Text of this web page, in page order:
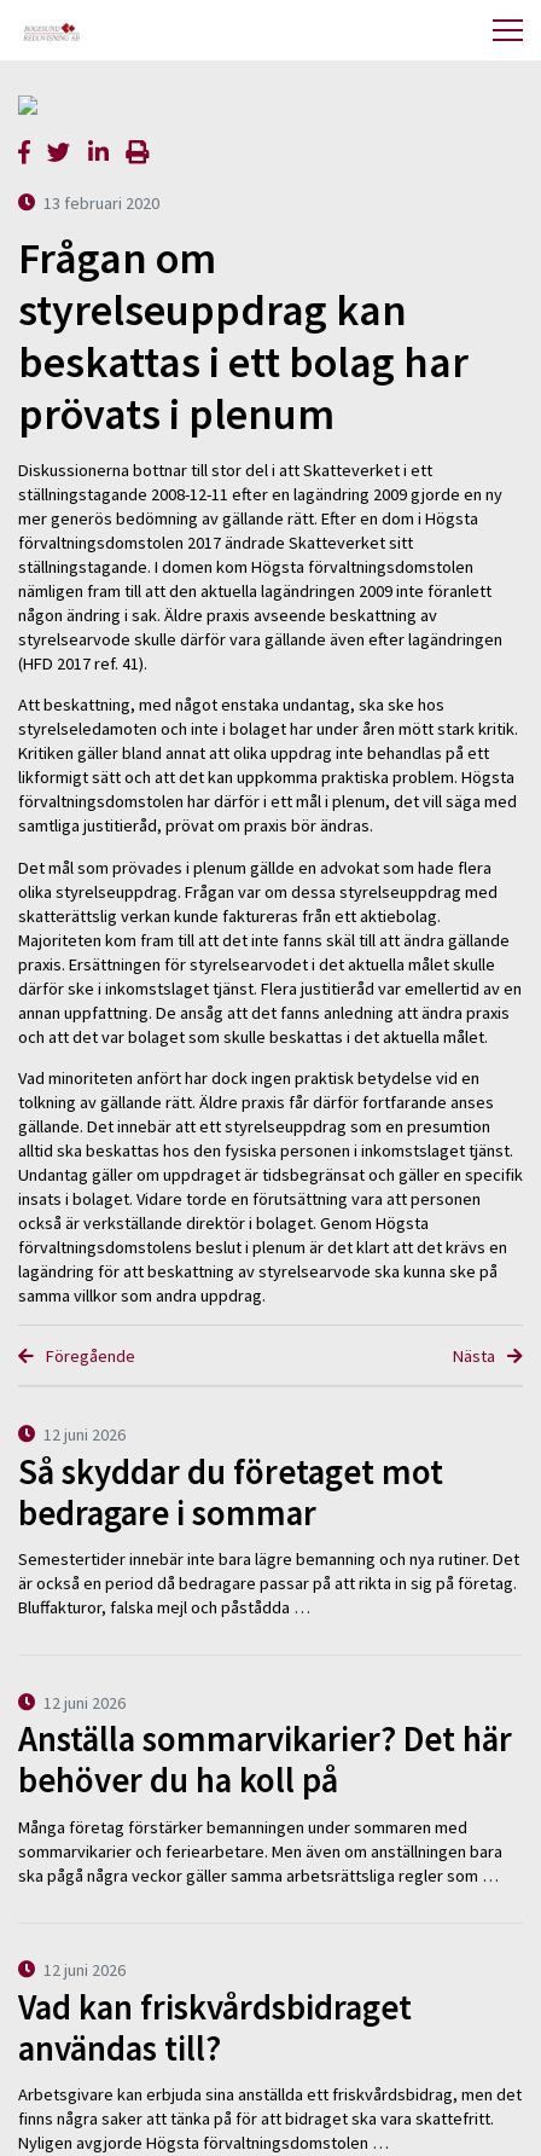
13 februari 2020
Frågan om
styrelseuppdrag kan
beskattas i ett bolag har
prövats i plenum
Diskussionerna bottnar till stor del i att Skatteverket i ett
ställningstagande 2008-12-11 efter en lagändring 2009 gjorde en ny
mer generös bedömning av gällande rätt. Efter en dom i Högsta
förvaltningsdomstolen 2017 ändrade Skatteverket sitt
ställningstagande. I domen kom Högsta förvaltningsdomstolen
nämligen fram till att den aktuella lagändringen 2009 inte föranlett
någon ändring i sak. Äldre praxis avseende beskattning av
styrelsearvode skulle därför vara gällande även efter lagändringen
(HFD 2017 ref. 41).
Att beskattning, med något enstaka undantag, ska ske hos
styrelseledamoten och inte i bolaget har under åren mött stark kritik.
Kritiken gäller bland annat att olika uppdrag inte behandlas på ett
likformigt sätt och att det kan uppkomma praktiska problem. Högsta
förvaltningsdomstolen har därför i ett mål i plenum, det vill säga med
samtliga justitieråd, prövat om praxis bör ändras.
Det mål som prövades i plenum gällde en advokat som hade flera
olika styrelseuppdrag. Frågan var om dessa styrelseuppdrag med
skatterättslig verkan kunde faktureras från ett aktiebolag.
Majoriteten kom fram till att det inte fanns skäl till att ändra gällande
praxis. Ersättningen för styrelsearvodet i det aktuella målet skulle
därför ske i inkomstslaget tjänst. Flera justitieråd var emellertid av en
annan uppfattning. De ansåg att det fanns anledning att ändra praxis
och att det var bolaget som skulle beskattas i det aktuella målet.
Vad minoriteten anfört har dock ingen praktisk betydelse vid en
tolkning av gällande rätt. Äldre praxis får därför fortfarande anses
gällande. Det innebär att ett styrelseuppdrag som en presumtion
alltid ska beskattas hos den fysiska personen i inkomstslaget tjänst.
Undantag gäller om uppdraget är tidsbegränsat och gäller en specifik
insats i bolaget. Vidare torde en förutsättning vara att personen
också är verkställande direktör i bolaget. Genom Högsta
förvaltningsdomstolens beslut i plenum är det klart att det krävs en
lagändring för att beskattning av styrelsearvode ska kunna ske på
samma villkor som andra uppdrag.
Föregående Nästa
12 juni 2026
Så skyddar du företaget mot
bedragare i sommar
Semestertider innebär inte bara lägre bemanning och nya rutiner. Det
är också en period då bedragare passar på att rikta in sig på företag.
Bluffakturor, falska mejl och påstådda …
12 juni 2026
Anställa sommarvikarier? Det här
behöver du ha koll på
Många företag förstärker bemanningen under sommaren med
sommarvikarier och feriearbetare. Men även om anställningen bara
ska pågå några veckor gäller samma arbetsrättsliga regler som …
12 juni 2026
Vad kan friskvårdsbidraget
användas till?
Arbetsgivare kan erbjuda sina anställda ett friskvårdsbidrag, men det
finns några saker att tänka på för att bidraget ska vara skattefritt.
Nyligen avgjorde Högsta förvaltningsdomstolen …